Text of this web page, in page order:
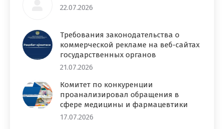
22.07.2026
Требования законодательства о
коммерческой рекламе на веб-сайтах
государственных органов
21.07.2026
Комитет по конкуренции
проанализировал обращения в
сфере медицины и фармацевтики
17.07.2026